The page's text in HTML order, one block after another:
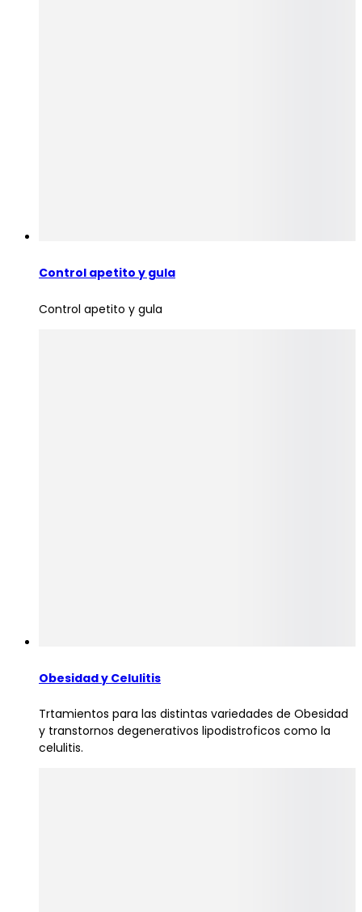
Control apetito y gula
Control apetito y gula
Obesidad y Celulitis
Trtamientos para las distintas variedades de Obesidad
y transtornos degenerativos lipodistroficos como la
celulitis.